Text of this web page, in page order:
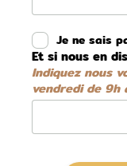
Je ne sais
Et si nous en
Indiquez nous
vendredi de 9h